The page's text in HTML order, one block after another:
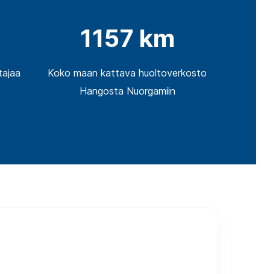
1157 km
Koko maan kattava huoltoverkosto
Hangosta Nuorgamiin